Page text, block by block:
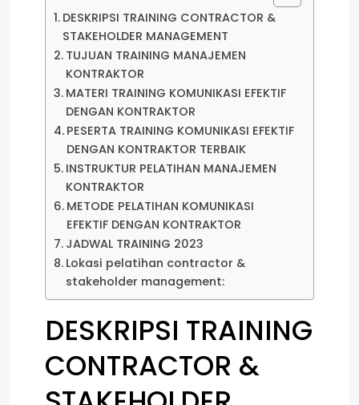
DESKRIPSI TRAINING CONTRACTOR &
STAKEHOLDER MANAGEMENT
TUJUAN TRAINING MANAJEMEN
KONTRAKTOR
MATERI TRAINING KOMUNIKASI EFEKTIF
DENGAN KONTRAKTOR
PESERTA TRAINING KOMUNIKASI EFEKTIF
DENGAN KONTRAKTOR TERBAIK
INSTRUKTUR PELATIHAN MANAJEMEN
KONTRAKTOR
METODE PELATIHAN KOMUNIKASI
EFEKTIF DENGAN KONTRAKTOR
JADWAL TRAINING 2023
Lokasi pelatihan contractor &
stakeholder management:
DESKRIPSI TRAINING
CONTRACTOR &